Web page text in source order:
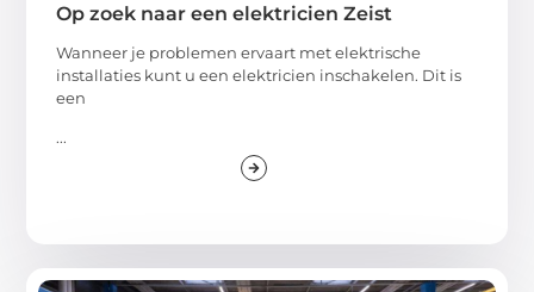
Op zoek naar een elektricien Zeist
Wanneer je problemen ervaart met elektrische
installaties kunt u een elektricien inschakelen. Dit is
een
...